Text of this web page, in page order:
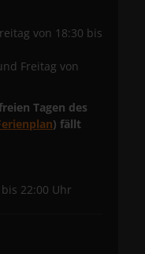
von 18:30 bis
Freitag von
Tagen des
) fällt
22:00 Uhr